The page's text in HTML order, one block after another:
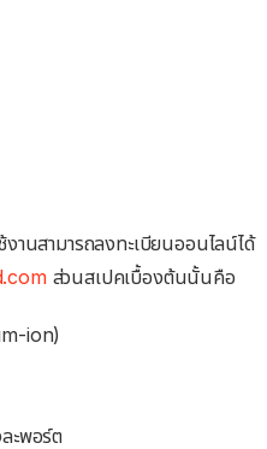
านสามารถลงทะเบียนออนไลน์ได้
ส่วนสเปคเบื้องต้นนั้นคือ
ion)
ะพอร์ต